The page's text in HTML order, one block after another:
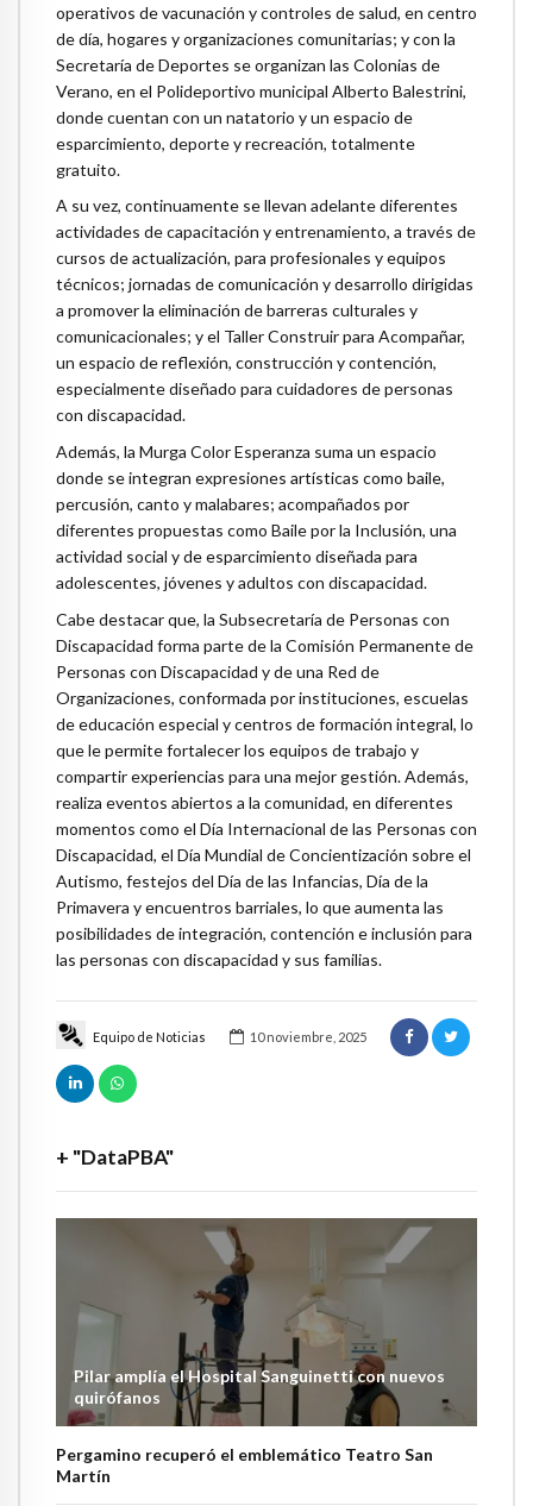
Equipo de Noticias 10 noviembre, 2025
+ "DataPBA"
Pilar amplía el Hospital Sanguinetti con nuevos
quirófanos
Pergamino recuperó el emblemático Teatro San
Martín
operativos de vacunación y controles de salud, en centro
de día, hogares y organizaciones comunitarias; y con la
Secretaría de Deportes se organizan las Colonias de
Verano, en el Polideportivo municipal Alberto Balestrini,
donde cuentan con un natatorio y un espacio de
esparcimiento, deporte y recreación, totalmente
gratuito.
A su vez, continuamente se llevan adelante diferentes
actividades de capacitación y entrenamiento, a través de
cursos de actualización, para profesionales y equipos
técnicos; jornadas de comunicación y desarrollo dirigidas
a promover la eliminación de barreras culturales y
comunicacionales; y el Taller Construir para Acompañar,
un espacio de reflexión, construcción y contención,
especialmente diseñado para cuidadores de personas
con discapacidad.
Además, la Murga Color Esperanza suma un espacio
donde se integran expresiones artísticas como baile,
percusión, canto y malabares; acompañados por
diferentes propuestas como Baile por la Inclusión, una
actividad social y de esparcimiento diseñada para
adolescentes, jóvenes y adultos con discapacidad.
Cabe destacar que, la Subsecretaría de Personas con
Discapacidad forma parte de la Comisión Permanente de
Personas con Discapacidad y de una Red de
Organizaciones, conformada por instituciones, escuelas
de educación especial y centros de formación integral, lo
que le permite fortalecer los equipos de trabajo y
compartir experiencias para una mejor gestión. Además,
realiza eventos abiertos a la comunidad, en diferentes
momentos como el Día Internacional de las Personas con
Discapacidad, el Día Mundial de Concientización sobre el
Autismo, festejos del Día de las Infancias, Día de la
Primavera y encuentros barriales, lo que aumenta las
posibilidades de integración, contención e inclusión para
las personas con discapacidad y sus familias.